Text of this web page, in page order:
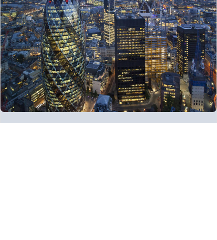
New UK Policy for Oversight of Critical Third